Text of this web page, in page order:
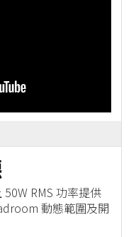
RMS 功率提供
動態範圍及開